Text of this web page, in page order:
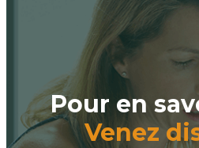
Pour en
Venez